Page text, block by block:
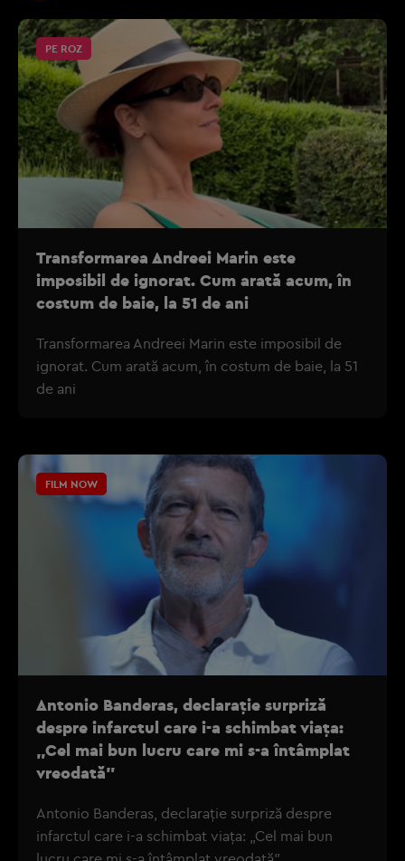
PE ROZ
Transformarea Andreei Marin este
imposibil de ignorat. Cum arată acum, în
costum de baie, la 51 de ani
Transformarea Andreei Marin este imposibil de
ignorat. Cum arată acum, în costum de baie, la 51
de ani
FILM NOW
Antonio Banderas, declarație surpriză
despre infarctul care i-a schimbat viața:
„Cel mai bun lucru care mi s-a întâmplat
vreodată”
Antonio Banderas, declarație surpriză despre
infarctul care i-a schimbat viața: „Cel mai bun